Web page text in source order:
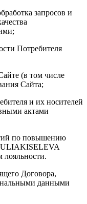
запросов и
Потребителя
(в том числе
Сайта;
и их носителей
актами
по повышению
Договора,
данными